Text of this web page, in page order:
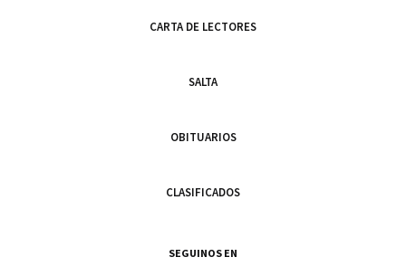
CARTA DE LECTORES
SALTA
OBITUARIOS
CLASIFICADOS
SEGUINOS EN